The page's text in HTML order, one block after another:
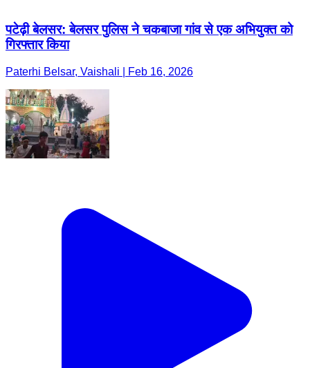
पटेढ़ी बेलसर: बेलसर पुलिस ने चकबाजा गांव से एक अभियुक्त को
गिरफ्तार किया
Paterhi Belsar, Vaishali | Feb 16, 2026